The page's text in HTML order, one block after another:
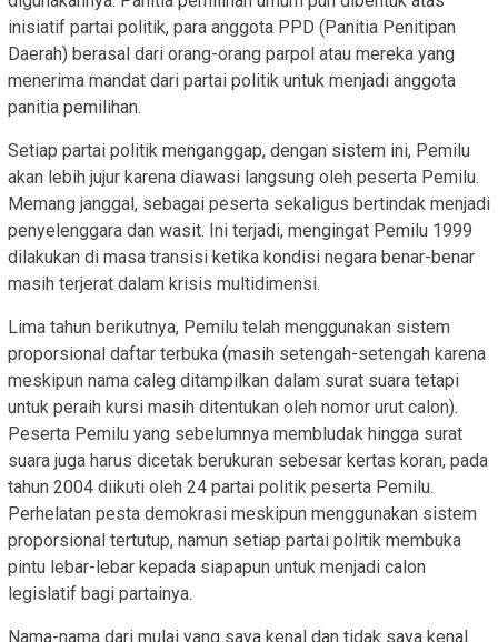
inisiatif partai politik, para anggota PPD (Panitia Penitipan
Daerah) berasal dari orang-orang parpol atau mereka yang
menerima mandat dari partai politik untuk menjadi anggota
panitia pemilihan.
Setiap partai politik menganggap, dengan sistem ini, Pemilu
akan lebih jujur karena diawasi langsung oleh peserta Pemilu.
Memang janggal, sebagai peserta sekaligus bertindak menjadi
penyelenggara dan wasit. Ini terjadi, mengingat Pemilu 1999
dilakukan di masa transisi ketika kondisi negara benar-benar
masih terjerat dalam krisis multidimensi.
Lima tahun berikutnya, Pemilu telah menggunakan sistem
proporsional daftar terbuka (masih setengah-setengah karena
meskipun nama caleg ditampilkan dalam surat suara tetapi
untuk peraih kursi masih ditentukan oleh nomor urut calon).
Peserta Pemilu yang sebelumnya membludak hingga surat
suara juga harus dicetak berukuran sebesar kertas koran, pada
tahun 2004 diikuti oleh 24 partai politik peserta Pemilu.
Perhelatan pesta demokrasi meskipun menggunakan sistem
proporsional tertutup, namun setiap partai politik membuka
pintu lebar-lebar kepada siapapun untuk menjadi calon
legislatif bagi partainya.
Nama-nama dari mulai yang saya kenal dan tidak saya kenal